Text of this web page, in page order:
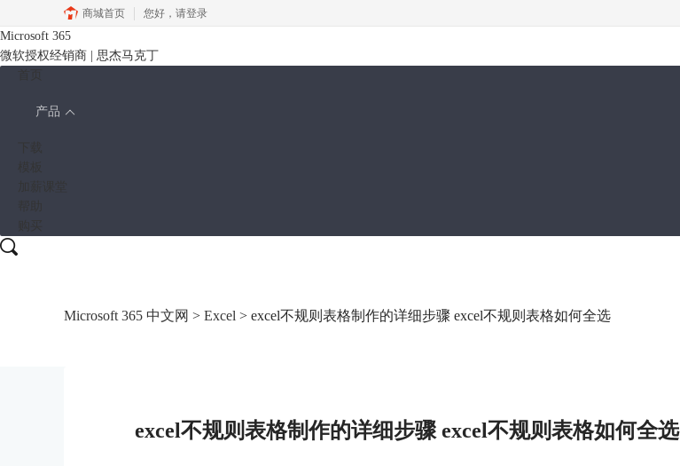
商城首页 您好， 请登录
Microsoft 365
微软授权经销商 | 思杰马克丁
产品
Microsoft 365 中文网 > Excel > excel不规则表格制作的详细步骤 excel不规则表格如何全选
excel不规则表格制作的详细步骤 excel不规则表格如何全选